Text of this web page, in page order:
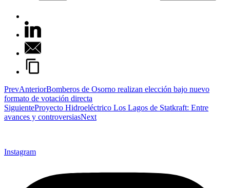
PrevAnteriorBomberos de Osorno realizan elección bajo nuevo
formato de votación directa
SiguienteProyecto Hidroeléctrico Los Lagos de Statkraft: Entre
avances y controversiasNext
Instagram